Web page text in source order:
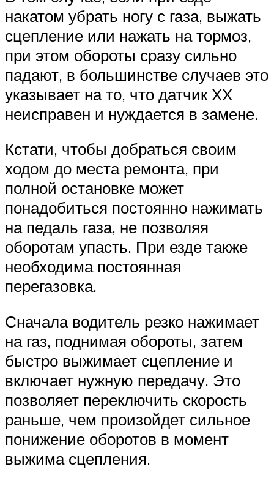
накатом убрать ногу с газа, выжать
сцепление или нажать на тормоз,
при этом обороты сразу сильно
падают, в большинстве случаев это
указывает на то, что датчик ХХ
неисправен и нуждается в замене.
Кстати, чтобы добраться своим
ходом до места ремонта, при
полной остановке может
понадобиться постоянно нажимать
на педаль газа, не позволяя
оборотам упасть. При езде также
необходима постоянная
перегазовка.
Сначала водитель резко нажимает
на газ, поднимая обороты, затем
быстро выжимает сцепление и
включает нужную передачу. Это
позволяет переключить скорость
раньше, чем произойдет сильное
понижение оборотов в момент
выжима сцепления.